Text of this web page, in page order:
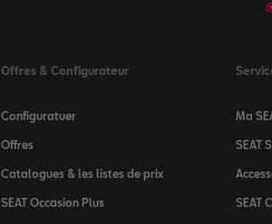
Offres & Configurateur
Configuratuer
Offres
Catalogues & les listes de prix
SEAT Occasion Plus
Ma
SEAT
SEAT